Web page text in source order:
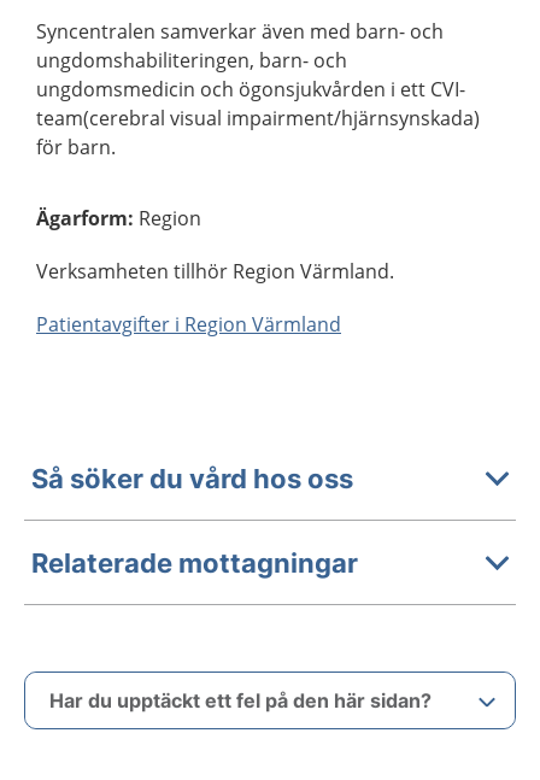
Syncentralen samverkar även med barn- och
ungdomshabiliteringen, barn- och
ungdomsmedicin och ögonsjukvården i ett CVI-
team(cerebral visual impairment/hjärnsynskada)
för barn.
Ägarform: Region
Verksamheten tillhör Region Värmland.
Patientavgifter i Region Värmland
Så söker du vård hos oss
Relaterade mottagningar
Har du upptäckt ett fel på den här sidan?